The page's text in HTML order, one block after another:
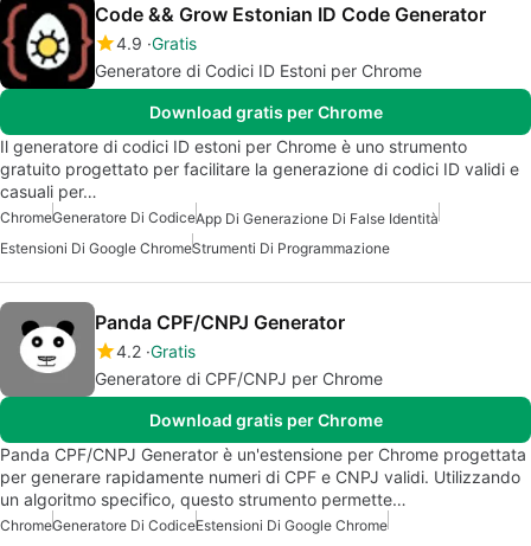
Code && Grow Estonian ID Code Generator
4.9 Gratis
Generatore di Codici ID Estoni per Chrome
Download gratis per Chrome
Il generatore di codici ID estoni per Chrome è uno strumento
gratuito progettato per facilitare la generazione di codici ID validi e
casuali per…
ChromeGeneratore Di CodiceApp Di Generazione Di False Identità
Estensioni Di Google ChromeStrumenti Di Programmazione
Panda CPF/CNPJ Generator
4.2 Gratis
Generatore di CPF/CNPJ per Chrome
Download gratis per Chrome
Panda CPF/CNPJ Generator è un'estensione per Chrome progettata
per generare rapidamente numeri di CPF e CNPJ validi. Utilizzando
un algoritmo specifico, questo strumento permette…
ChromeGeneratore Di CodiceEstensioni Di Google Chrome